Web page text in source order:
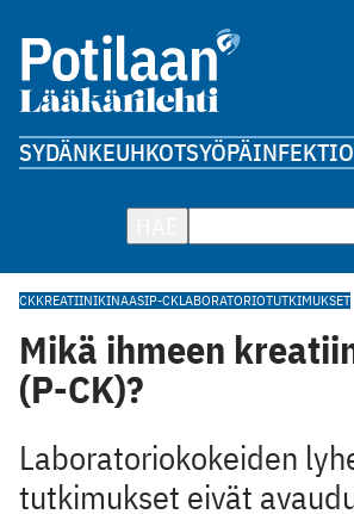
SYDÄNKEUHKOTSYÖPÄ
CKKREATIINIKINAASIP-CKLABORATORIOTUTKIMUKSET
Mikä ihmeen
(P-CK)?
Laboratoriokokeiden
tutkimukset eivät